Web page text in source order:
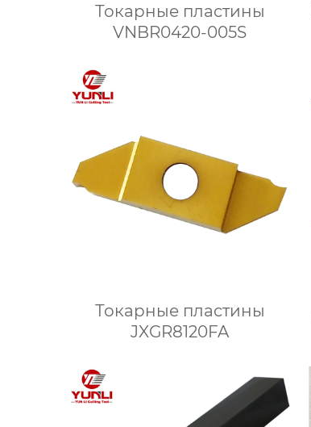
Токарные пластины
VNBR0420-005S
Токарные пластины
JXGR8120FA